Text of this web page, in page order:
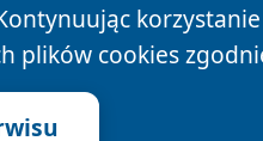
plików cookies